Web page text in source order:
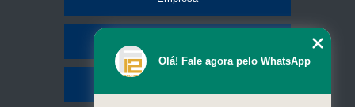
Olá! Fale agora pelo WhatsApp